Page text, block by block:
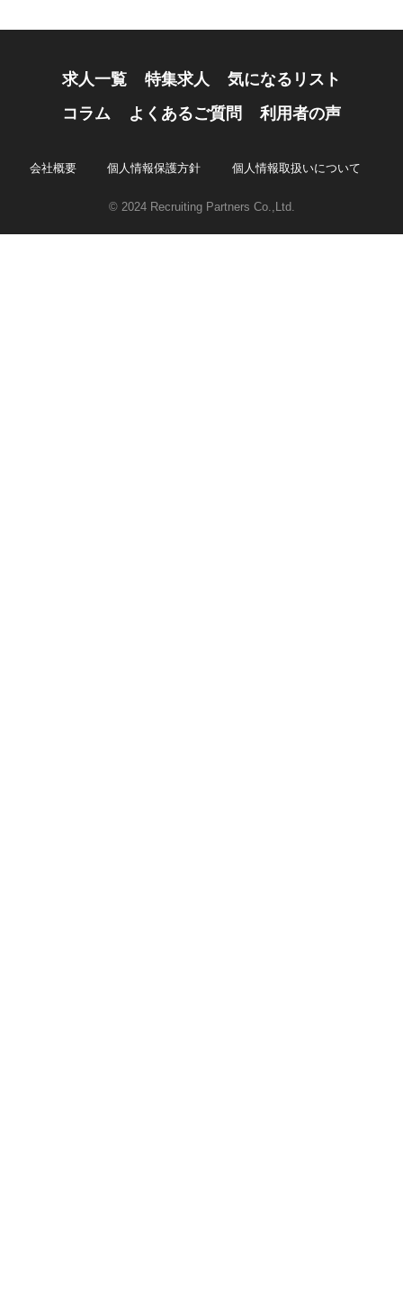
求人一覧 特集求人
気になるリスト
コラム
よくあるご質問 利用者の声
会社概要 個人情報保護方針 個人情報取扱いについて
© 2024 Recruiting Partners Co.,Ltd.